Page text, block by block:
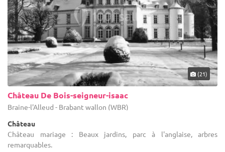
(21)
Château De Bois-seigneur-isaac
Braine-l'Alleud - Brabant wallon (WBR)
Château
Château mariage : Beaux jardins, parc à l'anglaise, arbres
remarquables.